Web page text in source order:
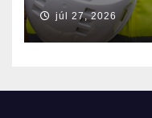
júl 27, 2026